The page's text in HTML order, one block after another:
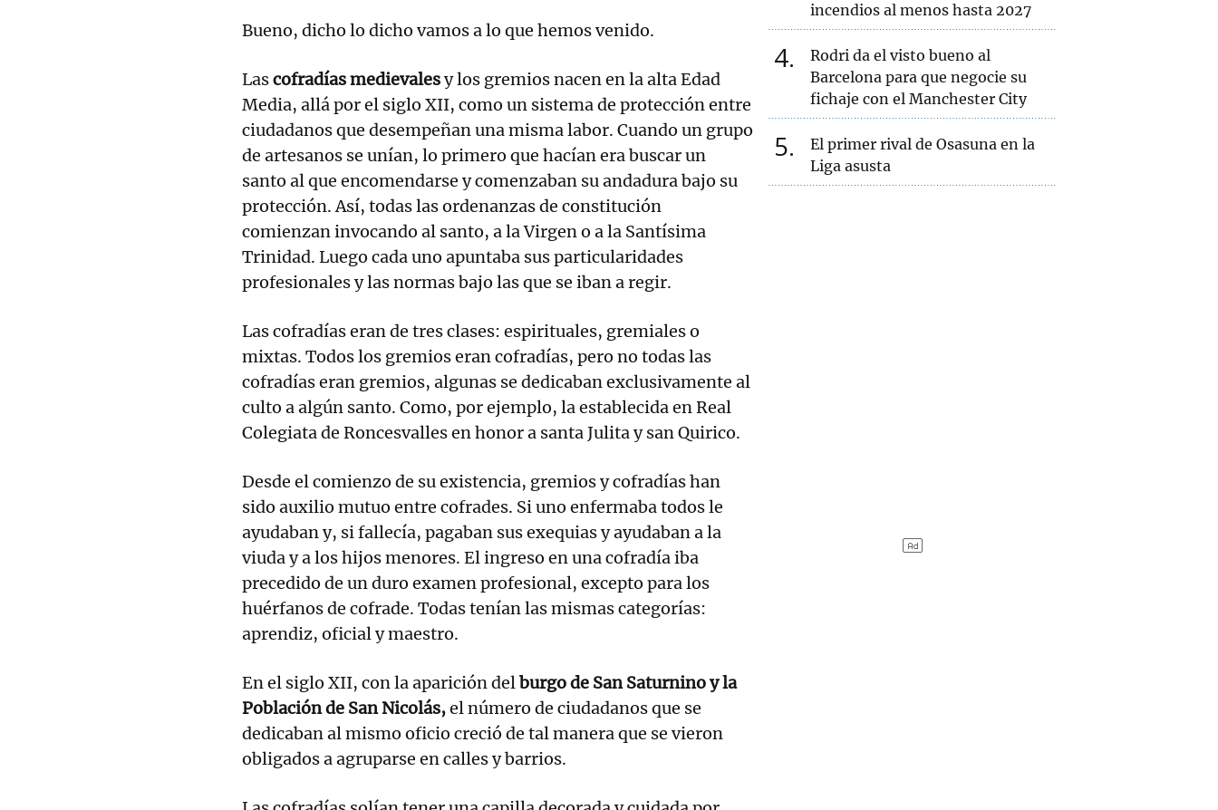
Bueno, dicho lo dicho vamos a lo que hemos venido.
Lascofradías medievalesy los gremios nacen en la alta Edad
Media, allá por el siglo XII, como un sistema de protección entre
ciudadanos que desempeñan una misma labor. Cuando un grupo
de artesanos se unían, lo primero que hacían era buscar un
santo al que encomendarse y comenzaban su andadura bajo su
protección. Así, todas las ordenanzas de constitución
comienzan invocando al santo, a la Virgen o a la Santísima
Trinidad. Luego cada uno apuntaba sus particularidades
profesionales y las normas bajo las que se iban a regir.
Las cofradías eran de tres clases: espirituales, gremiales o
mixtas. Todos los gremios eran cofradías, pero no todas las
cofradías eran gremios, algunas se dedicaban exclusivamente al
culto a algún santo. Como, por ejemplo, la establecida en Real
Colegiata de Roncesvalles en honor a santa Julita y san Quirico.
Desde el comienzo de su existencia, gremios y cofradías han
sido auxilio mutuo entre cofrades. Si uno enfermaba todos le
ayudaban y, si fallecía, pagaban sus exequias y ayudaban a la
viuda y a los hijos menores. El ingreso en una cofradía iba
precedido de un duro examen profesional, excepto para los
huérfanos de cofrade. Todas tenían las mismas categorías:
aprendiz, oficial y maestro.
En el siglo XII, con la aparición delburgo de San Saturnino y la
Población de San Nicolás,el número de ciudadanos que se
dedicaban al mismo oficio creció de tal manera que se vieron
obligados a agruparse en calles y barrios.
incendios al menos hasta 2027
4
Rodri da el visto bueno al
Barcelona para que negocie su
fichaje con el Manchester City
5
El primer rival de Osasuna en la
Liga asusta